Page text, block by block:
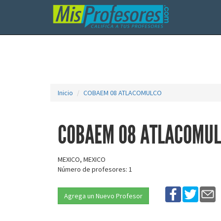
Inicio COBAEM 08 ATLACOMULCO
COBAEM 08
MEXICO, MEXICO
Número de profesores: 1
Agrega un Nuevo Profesor